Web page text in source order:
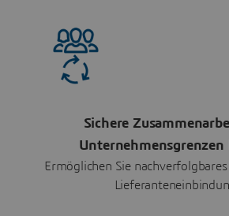
Sichere
Unternehmensgrenzen
Ermöglichen Sie